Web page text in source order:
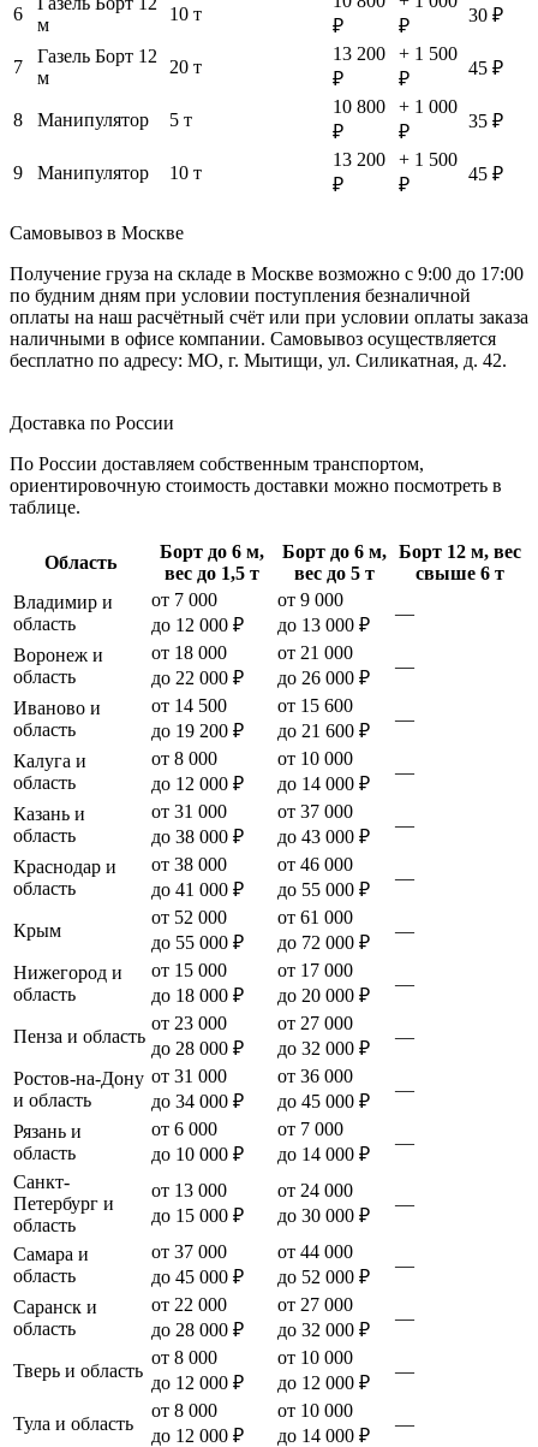
6
м
10 т
₽
₽
30 ₽
7
Газель Борт 12
м
20 т
13 200
₽
+ 1 500
₽
45 ₽
8 Манипулятор 5 т
10 800
₽
+ 1 000
₽
35 ₽
9 Манипулятор 10 т
13 200
₽
+ 1 500
₽
45 ₽
Самовывоз в Москве
Получение груза на складе в Москве возможно с 9:00 до 17:00
по будним дням при условии поступления безналичной
оплаты на наш расчётный счёт или при условии оплаты заказа
наличными в офисе компании. Самовывоз осуществляется
бесплатно по адресу: МО, г. Мытищи, ул. Силикатная, д. 42.
Доставка по России
По России доставляем собственным транспортом,
ориентировочную стоимость доставки можно посмотреть в
таблице.
Область
Борт до 6 м,
вес до 1,5 т
Борт до 6 м,
вес до 5 т
Борт 12 м, вес
свыше 6 т
Владимир и
область
от 7 000
до 12 000 ₽
от 9 000
до 13 000 ₽
—
Воронеж и
область
от 18 000
до 22 000 ₽
от 21 000
до 26 000 ₽
—
Иваново и
область
от 14 500
до 19 200 ₽
от 15 600
до 21 600 ₽
—
Калуга и
область
от 8 000
до 12 000 ₽
от 10 000
до 14 000 ₽
—
Казань и
область
от 31 000
до 38 000 ₽
от 37 000
до 43 000 ₽
—
Краснодар и
область
от 38 000
до 41 000 ₽
от 46 000
до 55 000 ₽
—
Крым
от 52 000
до 55 000 ₽
от 61 000
до 72 000 ₽
—
Нижегород и
область
от 15 000
до 18 000 ₽
от 17 000
до 20 000 ₽
—
Пенза и область
от 23 000
до 28 000 ₽
от 27 000
до 32 000 ₽
—
Ростов-на-Дону
и область
от 31 000
до 34 000 ₽
от 36 000
до 45 000 ₽
—
Рязань и
область
от 6 000
до 10 000 ₽
от 7 000
до 14 000 ₽
—
Санкт-
Петербург и
область
от 13 000
до 15 000 ₽
от 24 000
до 30 000 ₽
—
Самара и
область
от 37 000
до 45 000 ₽
от 44 000
до 52 000 ₽
—
Саранск и
область
от 22 000
до 28 000 ₽
от 27 000
до 32 000 ₽
—
Тверь и область
от 8 000
до 12 000 ₽
от 10 000
до 12 000 ₽
—
Тула и область
от 8 000
до 12 000 ₽
от 10 000
до 14 000 ₽
—